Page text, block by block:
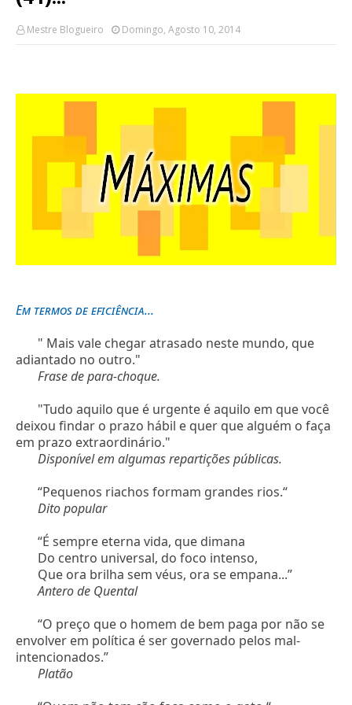
Mestre Blogueiro Domingo, Agosto 10, 2014
Em termos de eficiência...
" Mais vale chegar atrasado neste mundo, que
adiantado no outro."
Frase de para-choque.
"Tudo aquilo que é urgente é aquilo em que você
deixou findar o prazo hábil e quer que alguém o faça
em prazo extraordinário."
Disponível em algumas repartições públicas.
“Pequenos riachos formam grandes rios.“
Dito popular
“É sempre eterna vida, que dimana
Do centro universal, do foco intenso,
Que ora brilha sem véus, ora se empana...”
Antero de Quental
“O preço que o homem de bem paga por não se
envolver em política é ser governado pelos mal-
intencionados.”
Platão